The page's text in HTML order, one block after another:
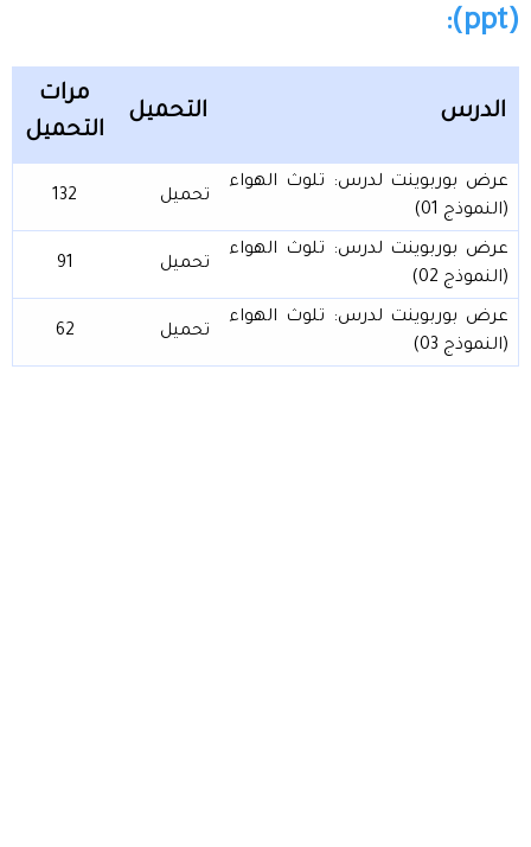
(ppt):
الدرس التحميل
مرات
التحميل
عرض بوربوينت لدرس: تلوث الهواء
(النموذج 01)
تحميل 132
عرض بوربوينت لدرس: تلوث الهواء
(النموذج 02)
تحميل 91
عرض بوربوينت لدرس: تلوث الهواء
(النموذج 03)
تحميل 62